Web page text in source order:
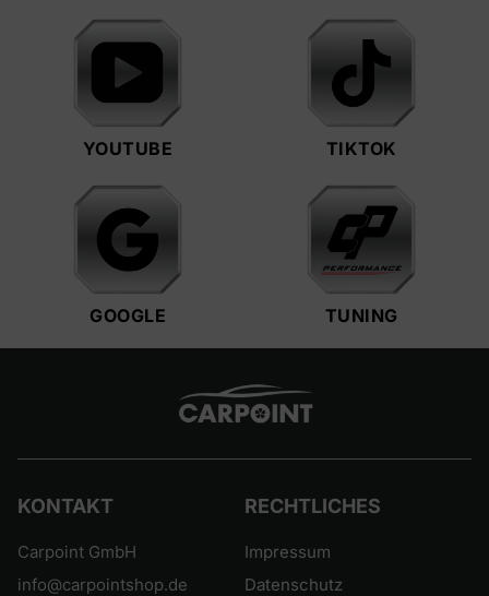
YOUTUBE TIKTOK
GOOGLE TUNING
KONTAKT
Carpoint GmbH
info@carpointshop.de
RECHTLICHES
Impressum
Datenschutz